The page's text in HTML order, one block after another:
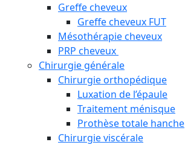
Greffe cheveux
Greffe cheveux FUT
Mésothérapie cheveux
PRP cheveux
Chirurgie générale
Chirurgie orthopédique
Luxation de l’épaule
Traitement ménisque
Prothèse totale hanche
Chirurgie viscérale